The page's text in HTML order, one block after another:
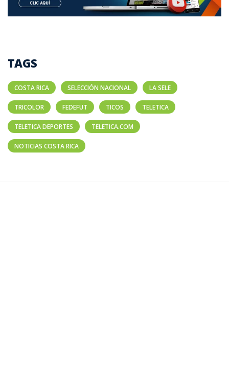
TAGS
COSTA RICA SELECCIÓN NACIONAL LA SELE
TRICOLOR FEDEFUT TICOS TELETICA
TELETICA DEPORTES TELETICA.COM
NOTICIAS COSTA RICA